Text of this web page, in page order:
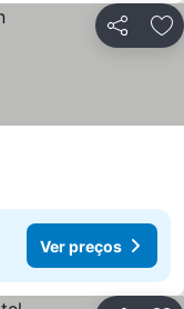
Partilhar
Ver preços